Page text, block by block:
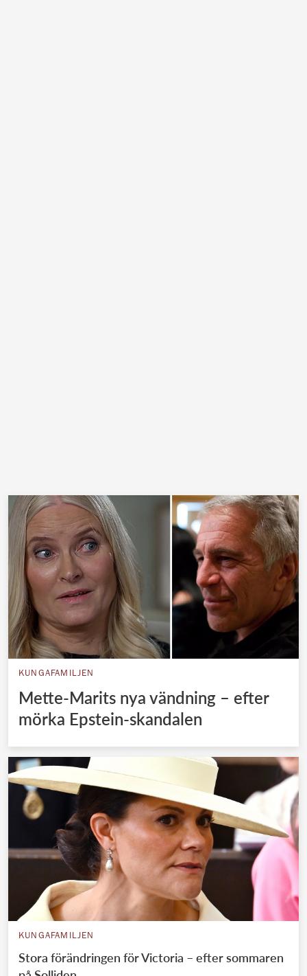
KUNGAFAMILJEN
Mette-Marits nya vändning – efter
mörka Epstein-skandalen
KUNGAFAMILJEN
Stora förändringen för Victoria – efter sommaren